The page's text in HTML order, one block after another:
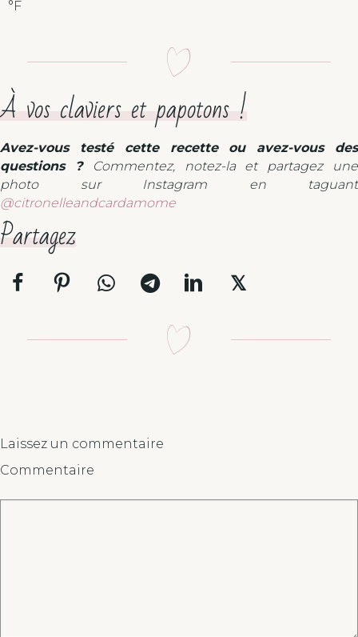
°F
À vos claviers et papotons !
Avez-vous testé cette recette ou avez-vous des
questions ?
Commentez, notez-la et partagez une
photo sur Instagram en taguant
@citronelleandcardamome
Partagez
𝕏
Laissez un commentaire
Commentaire